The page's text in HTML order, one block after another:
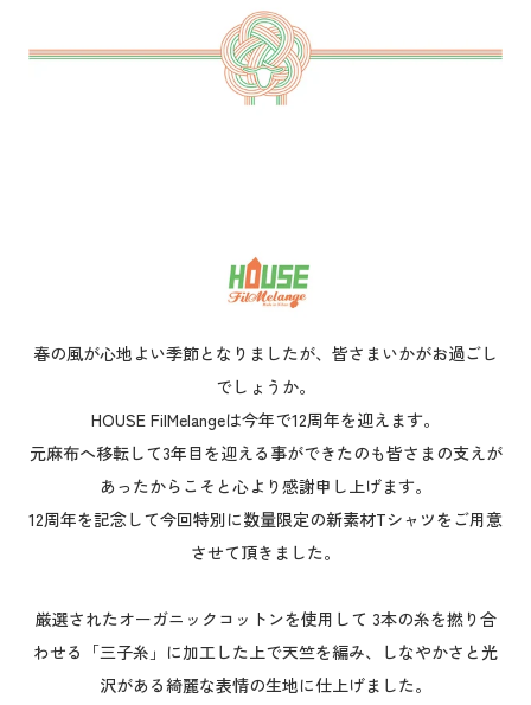
春の風が心地よい季節となりましたが、皆さまいかがお過ごし
でしょうか。
HOUSE FilMelangeは今年で12周年を迎えます。
元麻布へ移転して3年目を迎える事ができたのも皆さまの支えが
あったからこそと心より感謝申し上げます。
12周年を記念して今回特別に数量限定の新素材Tシャツをご用意
させて頂きました。
厳選されたオーガニックコットンを使用して 3本の糸を撚り合
わせる「三子糸」に加工した上で天竺を編み、しなやかさと光
沢がある綺麗な表情の生地に仕上げました。